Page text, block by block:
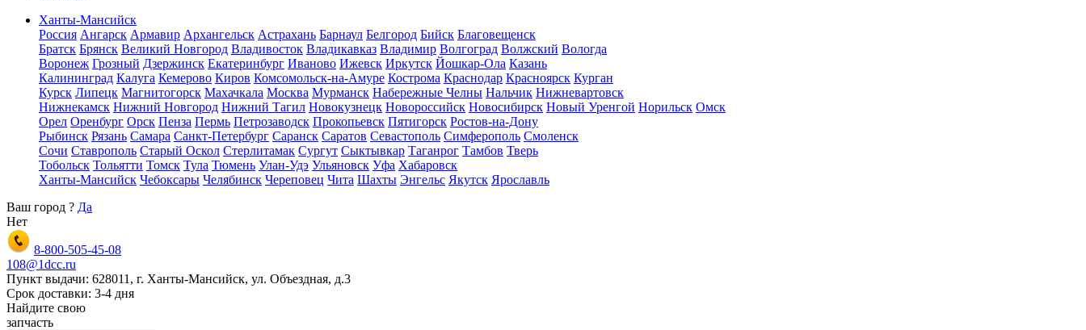
Ханты-Мансийск
Россия Ангарск Армавир Архангельск Астрахань Барнаул Белгород Бийск Благовещенск
Братск Брянск Великий Новгород Владивосток Владикавказ Владимир Волгоград Волжский Вологда
Воронеж Грозный Дзержинск Екатеринбург Иваново Ижевск Иркутск Йошкар-Ола Казань
Калининград Калуга Кемерово Киров Комсомольск-на-Амуре Кострома Краснодар Красноярск Курган
Курск Липецк Магнитогорск Махачкала Москва Мурманск Набережные Челны Нальчик Нижневартовск
Нижнекамск Нижний Новгород Нижний Тагил Новокузнецк Новороссийск Новосибирск Новый Уренгой Норильск Омск
Орел Оренбург Орск Пенза Пермь Петрозаводск Прокопьевск Пятигорск Ростов-на-Дону
Рыбинск Рязань Самара Санкт-Петербург Саранск Саратов Севастополь Симферополь Смоленск
Сочи Ставрополь Старый Оскол Стерлитамак Сургут Сыктывкар Таганрог Тамбов Тверь
Тобольск Тольятти Томск Тула Тюмень Улан-Удэ Ульяновск Уфа Хабаровск
Ханты-Мансийск Чебоксары Челябинск Череповец Чита Шахты Энгельс Якутск Ярославль
Ваш город ? Да
Нет
8-800-505-45-08
108@1dcc.ru
Пункт выдачи: 628011, г. Ханты-Мансийск, ул. Объездная, д.3
Срок доставки: 3-4 дня
Найдите свою
запчасть